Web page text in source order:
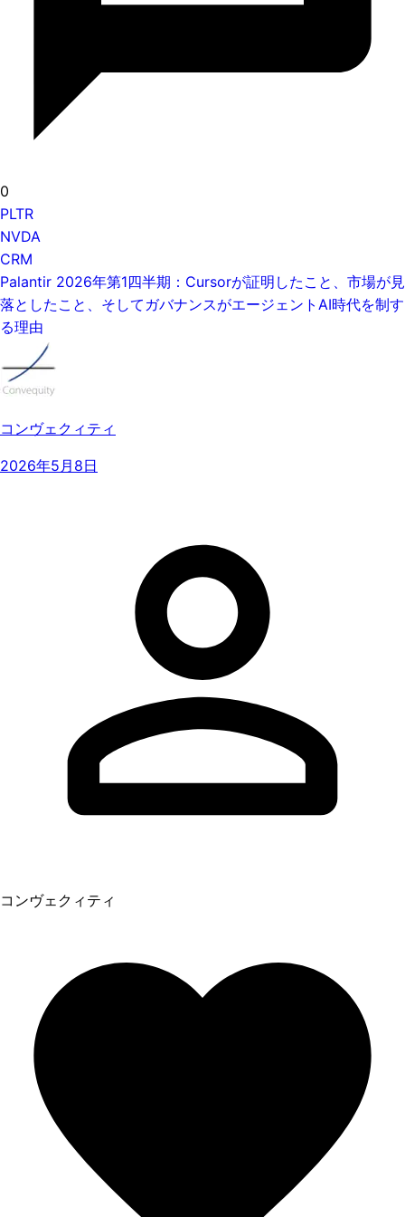
0
PLTR
NVDA
CRM
Palantir 2026年第1四半期：Cursorが証明したこと、市場が見
落としたこと、そしてガバナンスがエージェントAI時代を制す
る理由
コンヴェクィティ
2026年5月8日
コンヴェクィティ